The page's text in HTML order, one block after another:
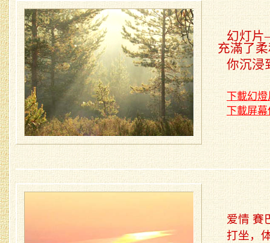
幻灯片
充滿了
你沉浸
下載幻燈
下載屏
爱情 賽
打坐，